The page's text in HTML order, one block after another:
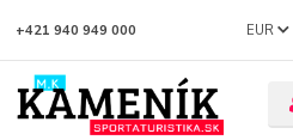
EUR
+421 940 949 000